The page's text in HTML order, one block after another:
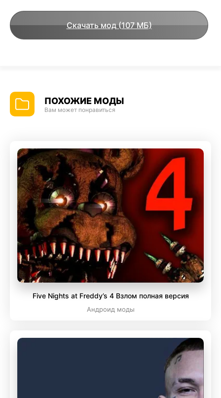
Скачать мод (107 МБ)
ПОХОЖИЕ МОДЫ
Вам может понравиться
Five Nights at Freddy’s 4 Взлом полная версия
Андроид моды